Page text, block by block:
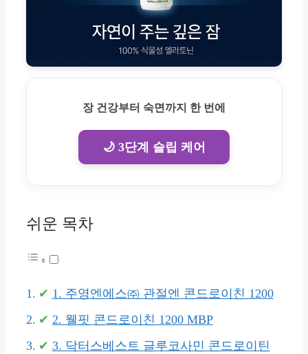
장 건강부터 숙면까지 한 번에
🌙 3단계 슬립 케어
쉬운 목차
1. 주영엔에스㈜ 관절엔 콘드로이친 1200
2. 웰핏 콘드로이친 1200 MBP
3. 닥터스베스트 글루코사민 콘드로이틴